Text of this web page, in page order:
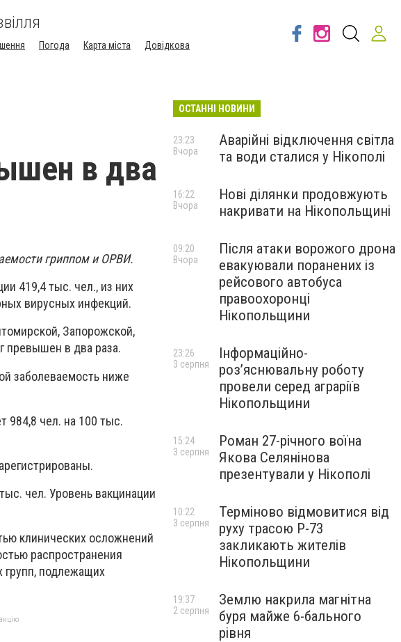
Погода Карта міста Довідкова
в два
гриппом и ОРВИ.
419,4 тыс. чел., из них
вирусных инфекций.
Запорожской,
превышен в два раза.
заболеваемость ниже
984,8 чел. на 100 тыс.
чел. Уровень вакцинации
клинических осложнений
распространения
групп, подлежащих
ОСТАННІ НОВИНИ
Аварійні відключення світла
та води сталися у Нікополі
23:23
Вчора
Нові ділянки продовжують
накривати на Нікопольщині
16:22
Вчора
Після атаки ворожого дрона
евакуювали поранених із
рейсового автобуса
правоохоронці
Нікопольщини
09:20
Вчора
Інформаційно-
роз’яснювальну роботу
провели серед аграріїв
Нікопольщини
23:26
3 серпня
Роман 27-річного воїна
Якова Селянінова
презентували у Нікополі
15:24
3 серпня
Терміново відмовитися від
руху трасою Р-73
закликають жителів
Нікопольщини
10:22
3 серпня
Землю накрила магнітна
буря майже 6-бального
рівня
19:37
2 серпня